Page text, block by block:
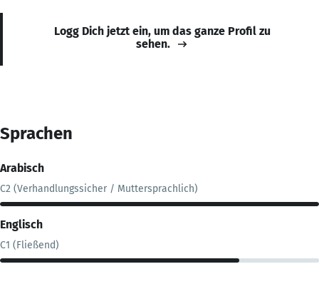
Logg Dich jetzt ein, um das ganze Profil zu
sehen.
Sprachen
Arabisch
C2 (Verhandlungssicher / Muttersprachlich)
Englisch
C1 (Fließend)